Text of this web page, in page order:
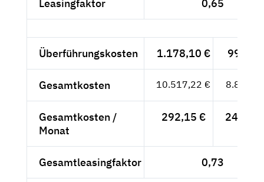
Leasingfaktor 0,65
Überführungskosten 1.178,10 € 990,--
Gesamtkosten 10.517,22 € 8.838,--
Gesamtkosten /
Monat
292,15 € 245,50
Gesamtleasingfaktor 0,73